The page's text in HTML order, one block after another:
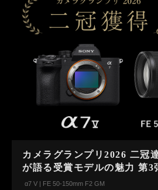
カメラグランプリ2026 二
が語る受賞モデルの魅力 第3
α7 V | FE 50-150mm F2 GM